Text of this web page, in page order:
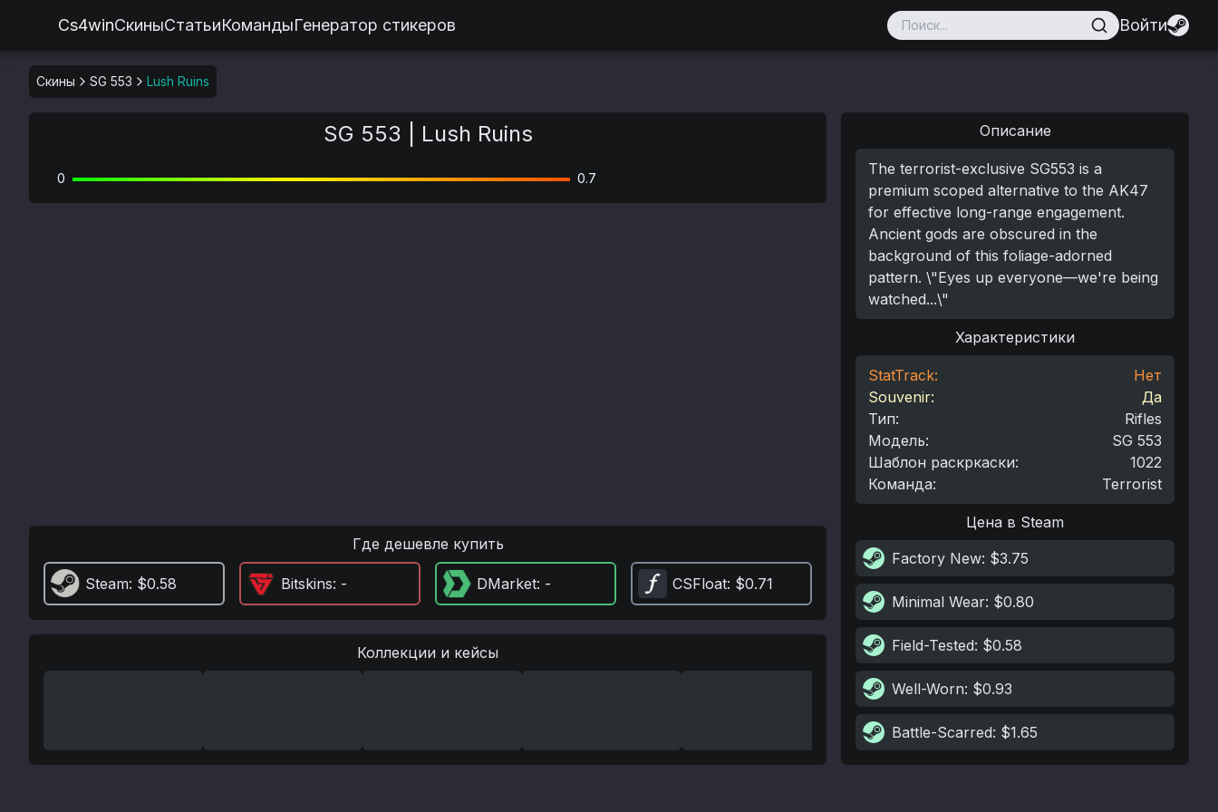
Cs4winСкиныСтатьиКомандыГенератор стикеров Войти
Скины SG 553 Lush Ruins
SG 553 | Lush Ruins
0 0.7
Где дешевле купить
Steam: $0.58 Bitskins: - DMarket: - CSFloat: $0.71
Коллекции и кейсы
Описание
The terrorist-exclusive SG553 is a
premium scoped alternative to the AK47
for effective long-range engagement.
Ancient gods are obscured in the
background of this foliage-adorned
pattern. \"Eyes up everyone—we're being
watched...\"
Характеристики
StatTrack:
Нет
Souvenir:
Да
Тип:
Rifles
Модель:
SG 553
Шаблон раскркаски:
1022
Команда: Terrorist
Цена в Steam
Factory New: $3.75
Minimal Wear: $0.80
Field-Tested: $0.58
Well-Worn: $0.93
Battle-Scarred: $1.65